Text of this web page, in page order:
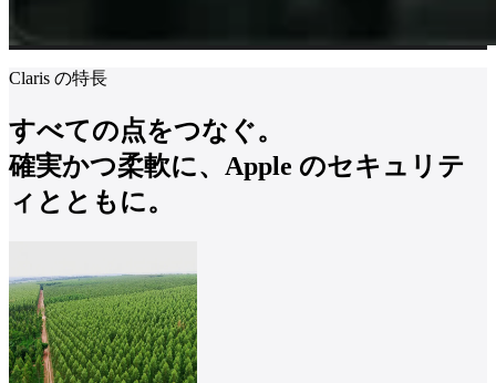
Claris の特長
すべての点をつなぐ。
確実かつ柔軟に、Apple のセキュリテ
ィとともに。